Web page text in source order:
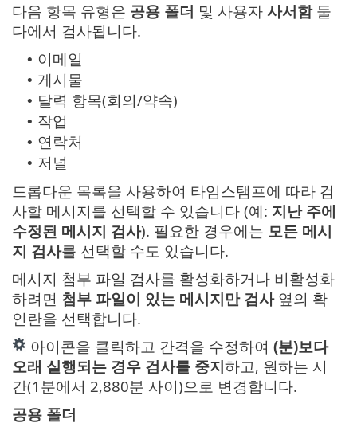
다음 항목 유형은 공용 폴더 및 사용자 사서함둘
다에서 검사됩니다.
• 이메일
• 게시물
• 달력 항목(회의/약속)
• 작업
• 연락처
• 저널
드롭다운 목록을 사용하여 타임스탬프에 따라 검
사할 메시지를 선택할 수 있습니다 (예: 지난 주에
수정된 메시지 검사). 필요한 경우에는 모든 메시
지 검사를 선택할 수도 있습니다.
메시지 첨부 파일 검사를 활성화하거나 비활성화
하려면 첨부 파일이 있는 메시지만 검사옆의 확
인란을 선택합니다.
아이콘을 클릭하고 간격을 수정하여 (분)보다
오래 실행되는 경우 검사를 중지하고, 원하는 시
간(1분에서 2,880분 사이)으로 변경합니다.
공용 폴더